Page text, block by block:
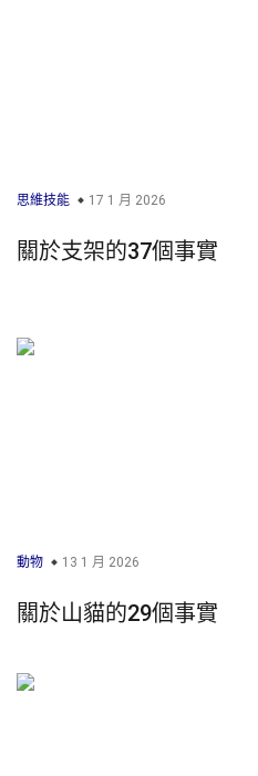
思維技能 17 1 月 2026
關於支架的37個事實
動物 13 1 月 2026
關於山貓的29個事實